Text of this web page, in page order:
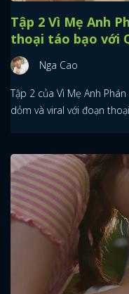
Tập 2 Vì Mẹ Anh
thoại táo bạo với
Nga Cao
Tập 2 của Vì Mẹ Anh
dỏm và viral với đoạn